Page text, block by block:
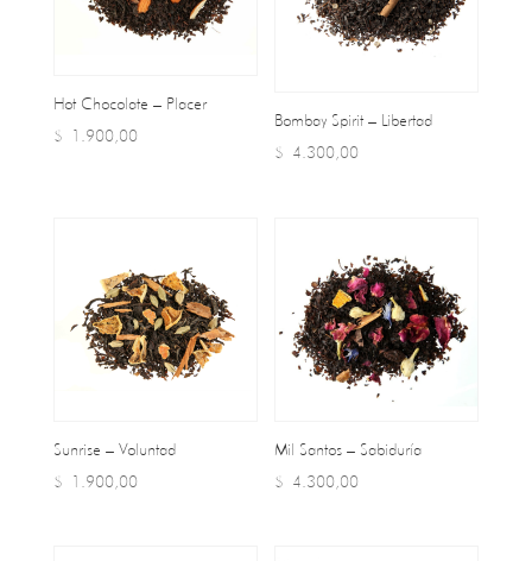
Hot Chocolate – Placer
$ 1.900,00
Bombay Spirit – Libertad
$ 4.300,00
Sunrise – Voluntad
$ 1.900,00
Mil Santos – Sabiduría
$ 4.300,00